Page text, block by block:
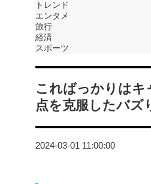
トレンド
エンタメ
旅行
経済
スポーツ
こればっかりは
点を克服したバズ
2024-03-01 11:00:00